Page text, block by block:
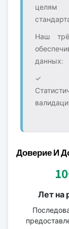
целям
Наш
данных:
✓
Доверие И
Лет на